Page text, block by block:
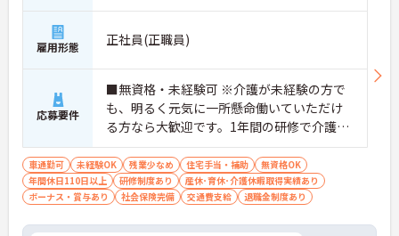
雇用形態 正社員(正職員)
応募要件
■無資格・未経験可 ※介護が未経験の方で
も、明るく元気に一所懸命働いていただけ
る方なら大歓迎です。1年間の研修で介護職
に成長できます。
車通勤可 未経験OK 残業少なめ 住宅手当・補助
無資格OK
年間休日110日以上
研修制度あり
産休･育休･介護休暇取得実績あり
ボーナス・賞与あり
社会保険完備 交通費支給 退職金制度あり